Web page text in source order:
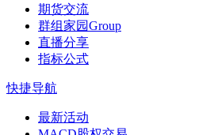
期货交流
群组家园Group
直播分享
指标公式
快捷导航
最新活动